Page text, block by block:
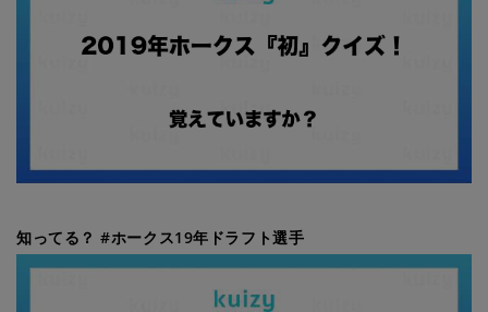
知ってる？ #ホークス19年ドラフト選手